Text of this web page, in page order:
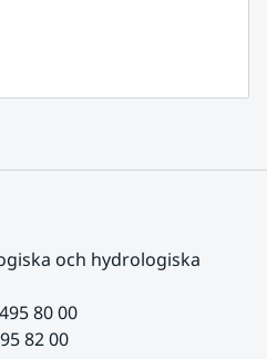
och hydrologiska
80 00
82 00